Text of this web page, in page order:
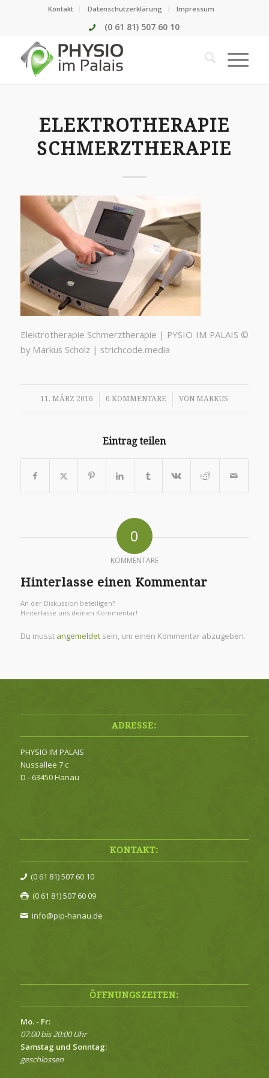
Kontakt Datenschutzerklärung Impressum
(0 61 81) 507 60 10
ELEKTROTHERAPIE
SCHMERZTHERAPIE
Elektrotherapie Schmerztherapie | PYSIO IM PALAIS ©
by Markus Scholz | strichcode.media
11. MÄRZ 2016
/ 0 KOMMENTARE
/ VONMARKUS
Eintrag teilen
0
KOMMENTARE
Hinterlasse einen Kommentar
An der Diskussion beteiligen?
Hinterlasse uns deinen Kommentar!
Du musst angemeldetsein, um einen Kommentar abzugeben.
ADRESSE:
PHYSIO IM PALAIS
Nussallee 7 c
D - 63450 Hanau
KONTAKT:
(0 61 81) 507 60 10
(0 61 81) 507 60 09
info@pip-hanau.de
ÖFFNUNGSZEITEN:
Mo. - Fr:
07:00 bis 20:00 Uhr
Samstag und Sonntag:
geschlossen